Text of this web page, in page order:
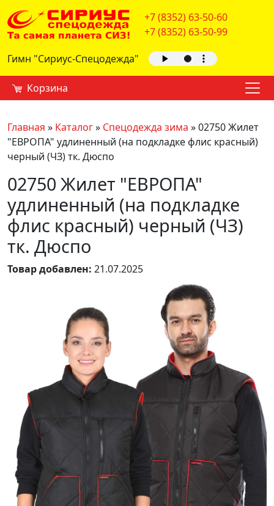
+7 (8352) 63-50-60
+7 (8352) 63-50-99
Гимн "Сириус-Спецодежда"
Корзина
Главная » Каталог» Спецодежда зима »02750 Жилет
"ЕВРОПА" удлиненный (на подкладке флис красный)
черный (ЧЗ) тк. Дюспо
02750 Жилет "ЕВРОПА"
удлиненный (на подкладке
флис красный) черный (ЧЗ)
тк. Дюспо
Товар добавлен: 21.07.2025